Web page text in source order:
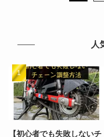
人
【初心者でも失敗しないチ